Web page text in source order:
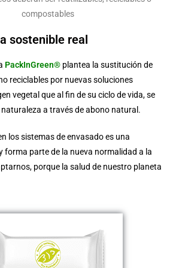
compostables
sostenible real
PackInGreen® plantea la sustitución de
reciclables por nuevas soluciones
vegetal que al fin de su ciclo de vida, se
a través de abono natural.
los sistemas de envasado es una
forma parte de la nueva normalidad a la
porque la salud de nuestro planeta